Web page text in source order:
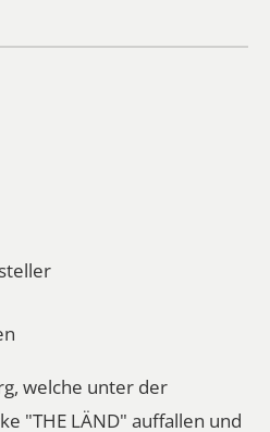
welche unter der
"THE LÄND" auffallen und